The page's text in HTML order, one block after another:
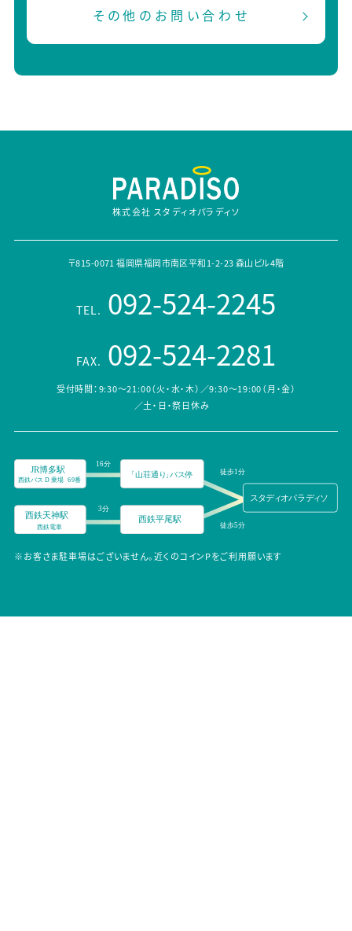
その他のお問い合わせ
株式会社 スタディオパラディソ
〒815-0071 福岡県福岡市南区平和1-2-23 森山ビル4階
TEL. 092-524-2245
FAX. 092-524-2281
受付時間：9:30～21:00（火・水・木）／9:30～19:00（月・金）
／土・日・祭日休み
※お客さま駐車場はございません。近くのコインPをご利用願います